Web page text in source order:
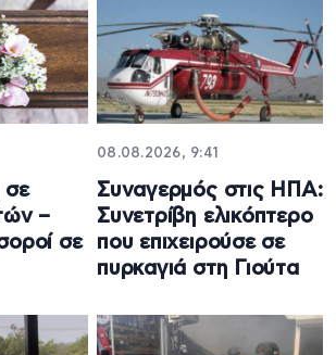
σε
–
σε
08.08.2026, 9:41
Συναγερμός στις ΗΠΑ:
Συνετρίβη ελικόπτερο
που επιχειρούσε σε
πυρκαγιά στη Γιούτα